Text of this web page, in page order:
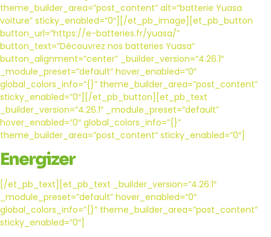
theme_builder_area=”post_content” alt=”batterie Yuasa
voiture” sticky_enabled=”0″][/et_pb_image][et_pb_button
button_url=”https://e-batteries.fr/yuasa/”
button_text=”Découvrez nos batteries Yuasa”
button_alignment=”center” _builder_version=”4.26.1″
_module_preset=”default” hover_enabled=”0″
global_colors_info=”{}” theme_builder_area=”post_content”
sticky_enabled=”0″][/et_pb_button][et_pb_text
_builder_version=”4.26.1″ _module_preset=”default”
hover_enabled=”0″ global_colors_info=”{}”
theme_builder_area=”post_content” sticky_enabled=”0″]
Energizer
[/et_pb_text][et_pb_text _builder_version=”4.26.1″
_module_preset=”default” hover_enabled=”0″
global_colors_info=”{}” theme_builder_area=”post_content”
sticky_enabled=”0″]